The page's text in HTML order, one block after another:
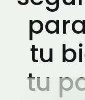
tu
tu